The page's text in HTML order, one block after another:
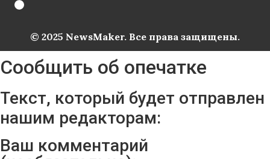
© 2025 NewsMaker. Все права защищены.
Сообщить об опечатке
Текст, который будет отправлен
нашим редакторам:
Ваш комментарий